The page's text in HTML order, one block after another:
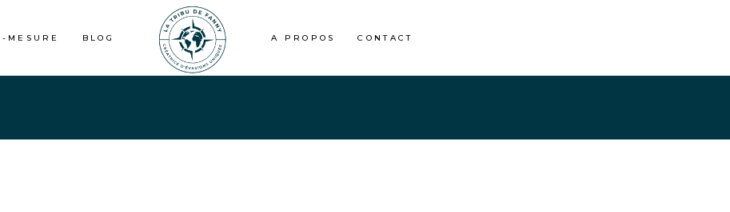
MESURE BLOG A PROPOS CONTACT